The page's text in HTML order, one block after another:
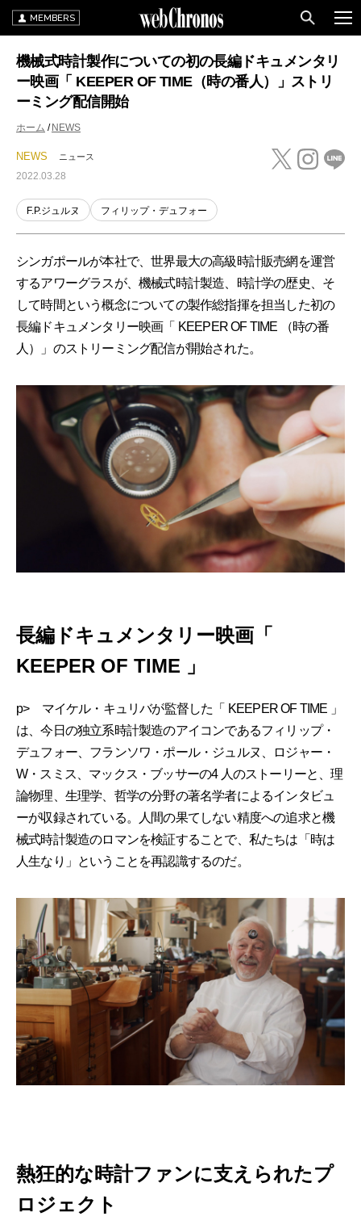
MEMBERS
機械式時計製作についての初の長編ドキュメンタリ
ー映画「 KEEPER OF TIME（時の番人）」ストリ
ーミング配信開始
ホーム NEWS
NEWS ニュース
2022.03.28
F.P.ジュルヌ フィリップ・デュフォー
シンガポールが本社で、世界最大の高級時計販売網を運営
するアワーグラスが、機械式時計製造、時計学の歴史、そ
して時間という概念についての製作総指揮を担当した初の
長編ドキュメンタリー映画「 KEEPER OF TIME （時の番
人）」のストリーミング配信が開始された。
長編ドキュメンタリー映画「
KEEPER OF TIME 」
p> マイケル・キュリバが監督した「 KEEPER OF TIME 」
は、今日の独立系時計製造のアイコンであるフィリップ・
デュフォー、フランソワ・ポール・ジュルヌ、ロジャー・
W・スミス、マックス・ブッサーの4 人のストーリーと、理
論物理、生理学、哲学の分野の著名学者によるインタビュ
ーが収録されている。人間の果てしない精度への追求と機
械式時計製造のロマンを検証することで、私たちは「時は
人生なり」ということを再認識するのだ。
熱狂的な時計ファンに支えられたプ
ロジェクト